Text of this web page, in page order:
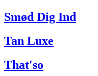
Smød Dig Ind
Tan Luxe
That'so